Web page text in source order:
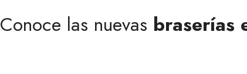
Conoce las nuevas braserías